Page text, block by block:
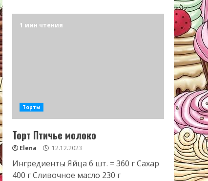
1 мин чтения
Торты
Торт Птичье молоко
Elena 12.12.2023
Ингредиенты Яйца 6 шт. = 360 г Сахар
400 г Сливочное масло 230 г